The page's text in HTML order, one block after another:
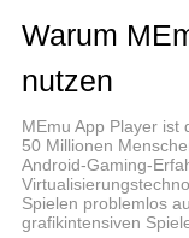
machen.
• Dr. Mario ist
Dienst — Dr.
Yoshi, Dr. Toad,
Dr. Rosalina, Dr.
Koopa, Dr.
von der Partie
beizutreten!
Warum
nutzen
MEmu App Player ist
50 Millionen
Android-Gaming-
Spielen problemlos
grafikintensiven